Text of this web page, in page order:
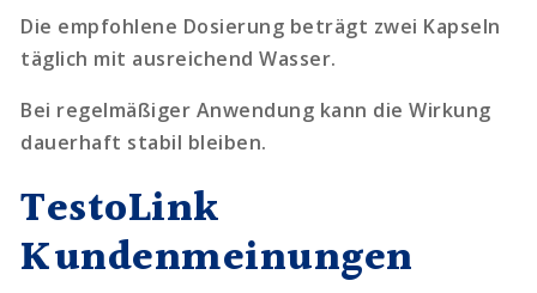
Die empfohlene Dosierung beträgt zwei Kapseln
täglich mit ausreichend Wasser.
Bei regelmäßiger Anwendung kann die Wirkung
dauerhaft stabil bleiben.
TestoLink
Kundenmeinungen